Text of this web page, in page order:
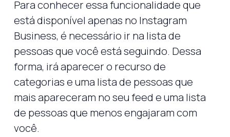
Para conhecer essa funcionalidade que
está disponível apenas no Instagram
Business, é necessário ir na lista de
pessoas que você está seguindo. Dessa
forma, irá aparecer o recurso de
categorias e uma lista de pessoas que
mais apareceram no seu feed e uma lista
de pessoas que menos engajaram com
você.